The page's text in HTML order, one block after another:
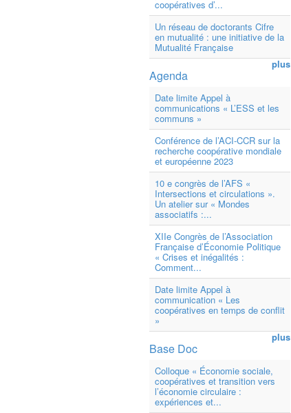
coopératives d’...
Un réseau de doctorants Cifre
en mutualité : une initiative de la
Mutualité Française
plus
Agenda
Date limite Appel à
communications « L’ESS et les
communs »
Conférence de l’ACI-CCR sur la
recherche coopérative mondiale
et européenne 2023
10 e congrès de l’AFS «
Intersections et circulations ».
Un atelier sur « Mondes
associatifs :...
XIIe Congrès de l’Association
Française d’Économie Politique
« Crises et inégalités :
Comment...
Date limite Appel à
communication « Les
coopératives en temps de conflit
»
plus
Base Doc
Colloque « Économie sociale,
coopératives et transition vers
l’économie circulaire :
expériences et...